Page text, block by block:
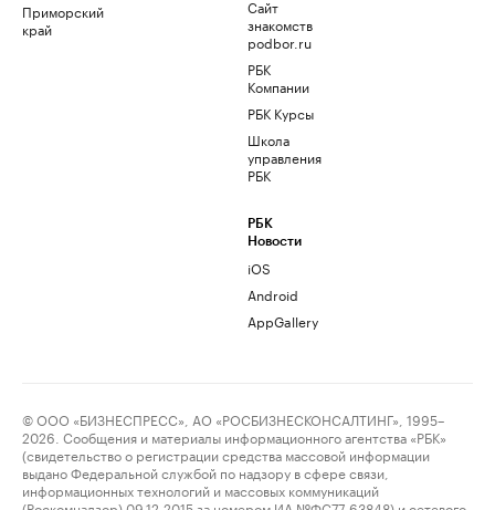
Приморский
край
Сайт
знакомств
podbor.ru
РБК
Компании
РБК Курсы
Школа
управления
РБК
РБК
Новости
iOS
Android
AppGallery
© ООО «БИЗНЕСПРЕСС», АО «РОСБИЗНЕСКОНСАЛТИНГ», 1995–
2026. Сообщения и материалы информационного агентства «РБК»
(свидетельство о регистрации средства массовой информации
выдано Федеральной службой по надзору в сфере связи,
информационных технологий и массовых коммуникаций